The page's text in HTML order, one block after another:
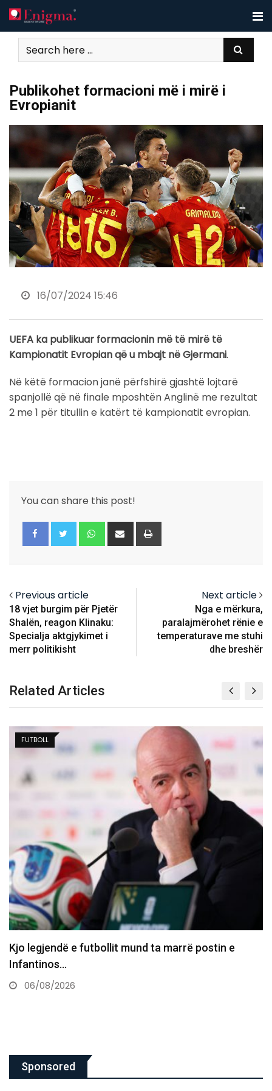
Skip
to
content
Publikohet formacioni më i mirë i
Evropianit
16/07/2024 15:46
UEFA ka publikuar formacionin më të mirë të
Kampionatit Evropian që u mbajt në Gjermani.
Në këtë formacion janë përfshirë gjashtë lojtarë
spanjollë që në finale mposhtën Anglinë me rezultat
2 me 1 për titullin e katërt të kampionatit evropian.
You can share this post!
Whatsapp
Share
via
Previous article
18 vjet burgim për Pjetër
Shalën, reagon Klinaku:
Specialja aktgjykimet i
merr politikisht
Next article
Nga e mërkura,
paralajmërohet rënie e
temperaturave me stuhi
dhe breshër
Related Articles
BALLINA 5
Basketbollistja transgjinore e synon WNBA-në:
Nëse më telefonojnë, nuk do…
06/08/2026
Sponsored